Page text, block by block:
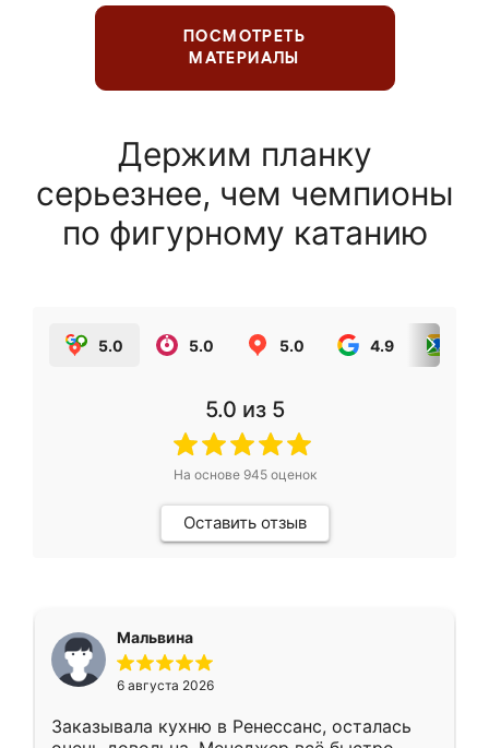
ПОСМОТРЕТЬ
МАТЕРИАЛЫ
Держим планку
серьезнее, чем чемпионы
по фигурному катанию
5.0 5.0 5.0 4.9
5.0 из 5
На основе 945оценок
Оставить отзыв
Мальвина
6 августа 2026
Заказывала кухню в Ренессанс, осталась